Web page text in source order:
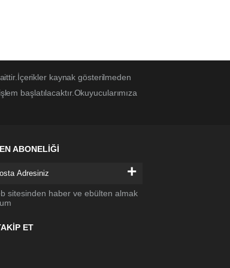
kaynak gösterilmeden
başlatılacaktır.Okuyucularımıza
ABONELİĞİ
+
sitesinden haber ve ebülten almak
ET